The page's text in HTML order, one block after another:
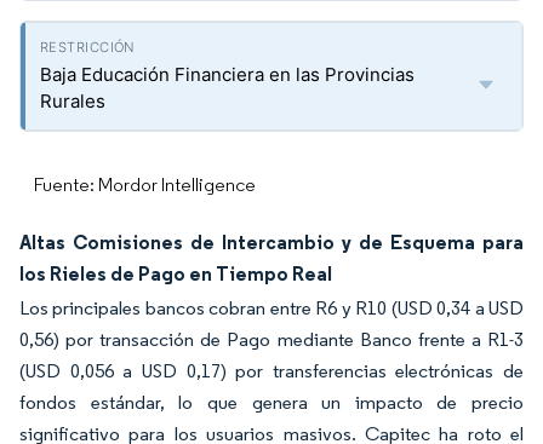
Baja Educación Financiera en las Provincias
Rurales
Fuente: Mordor Intelligence
Altas Comisiones de Intercambio y de Esquema para
los Rieles de Pago en Tiempo Real
Los principales bancos cobran entre R6 y R10 (USD 0,34 a USD
0,56) por transacción de Pago mediante Banco frente a R1-3
(USD 0,056 a USD 0,17) por transferencias electrónicas de
fondos estándar, lo que genera un impacto de precio
significativo para los usuarios masivos. Capitec ha roto el